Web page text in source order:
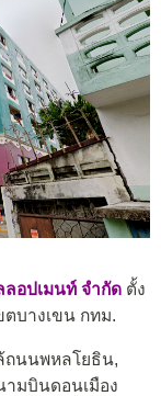
ลอปเมนท์ จำกัด ตั้ง
บางเขน กทม.
ถนนพหลโยธิน,
ามบินดอนเมือง